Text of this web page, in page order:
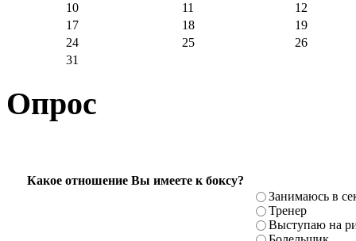
10
11
12
17
18
19
24
25
26
31
Опрос
Какое отношение Вы имеете к боксу?
Занимаюсь в
Тренер
Выступаю на